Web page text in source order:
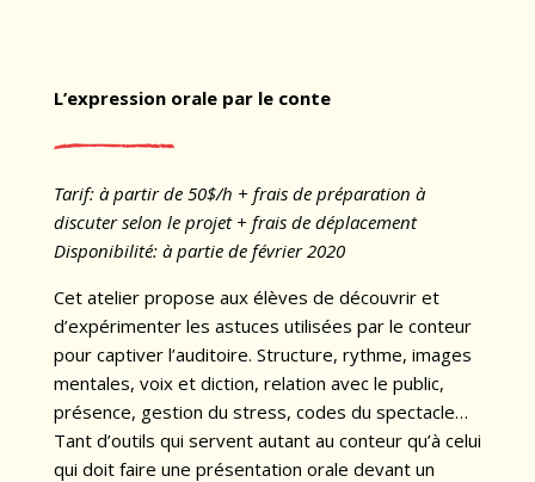
L’expression orale par le conte
Tarif: à partir de 50$/h + frais de préparation à
discuter selon le projet + frais de déplacement
Disponibilité: à partie de février 2020
Cet atelier propose aux élèves de découvrir et
d’expérimenter les astuces utilisées par le conteur
pour captiver l’auditoire. Structure, rythme, images
mentales, voix et diction, relation avec le public,
présence, gestion du stress, codes du spectacle…
Tant d’outils qui servent autant au conteur qu’à celui
qui doit faire une présentation orale devant un